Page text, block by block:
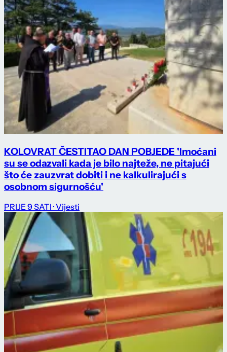
KOLOVRAT ČESTITAO DAN POBJEDE 'Imoćani
su se odazvali kada je bilo najteže, ne pitajući
što će zauzvrat dobiti i ne kalkulirajući s
osobnom sigurnošću'
PRIJE 9 SATI · Vijesti